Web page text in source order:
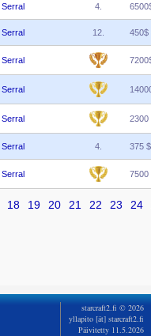
Serral 4.
Serral 12. 450$
Serral
Serral
Serral 2300
Serral 4. 375 $
Serral 7500
18 19 20 21 22 23 24
starcraft2.fi © 2026
yllapito [ät] starcraft2.fi
Päivitetty 11.5.2026